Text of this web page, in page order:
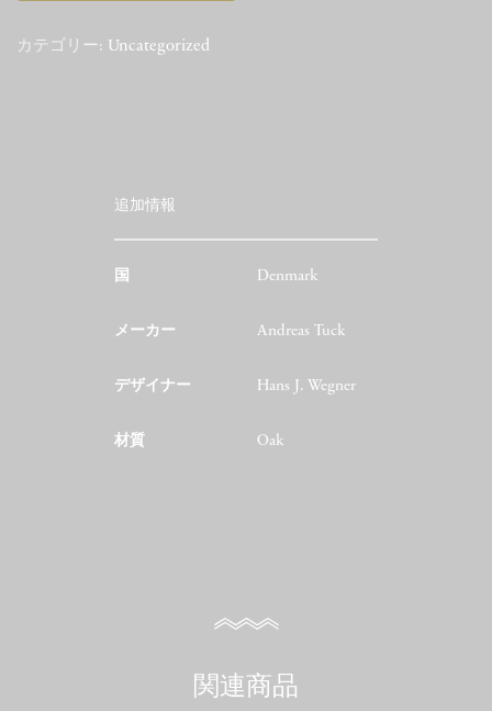
カテゴリー: Uncategorized
追加情報
国 Denmark
メーカー Andreas Tuck
デザイナー Hans J. Wegner
材質 Oak
関連商品